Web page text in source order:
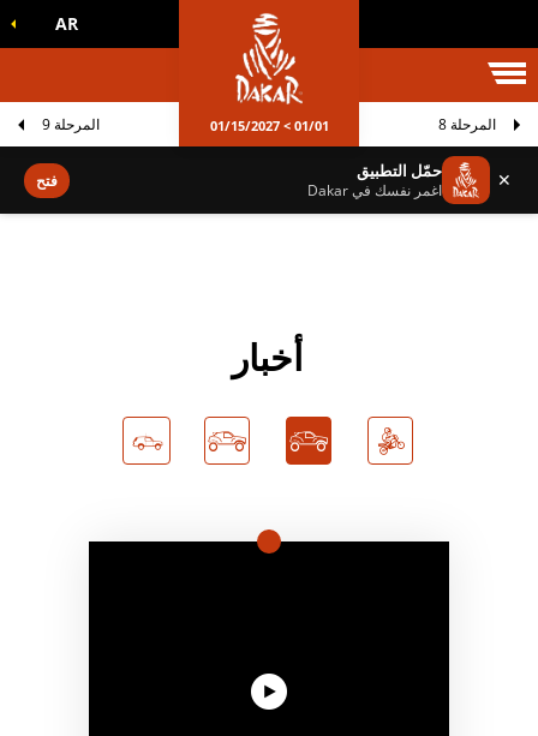
داكار AR
01/01 > 01/15/2027 المرحلة 8 المرحلة 9
✕ حمّل التطبيق
اغمر نفسك في Dakar فتح
أخبار